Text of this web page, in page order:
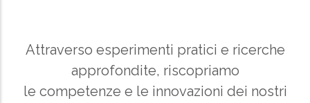
Attraverso esperimenti pratici e ricerche
approfondite, riscopriamo
le competenze e le innovazioni dei nostri